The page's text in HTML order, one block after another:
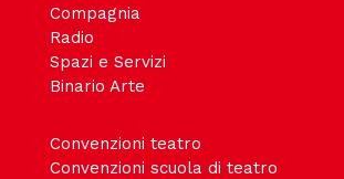
Compagnia
Radio
Spazi e Servizi
Binario Arte
Convenzioni teatro
Convenzioni scuola di teatro